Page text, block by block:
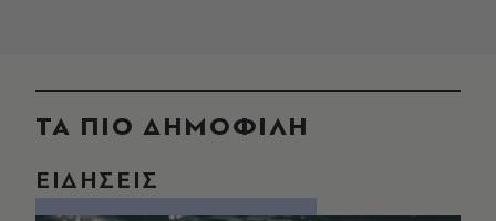
ΤΑ ΠΙΟ ΔΗΜΟΦΙΛΗ
ΕΙΔΗΣΕΙΣ